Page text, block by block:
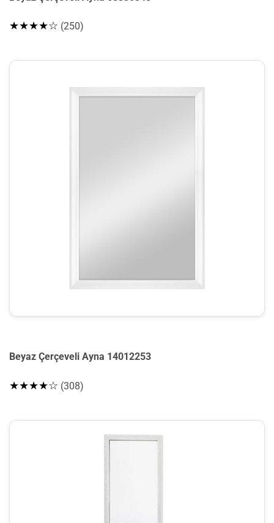
★★★★☆ (250)
Beyaz Çerçeveli Ayna 14012253
★★★★☆ (308)